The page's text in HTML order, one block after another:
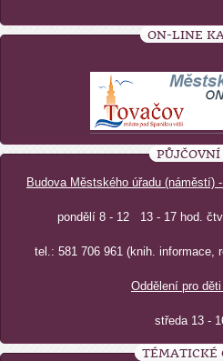
ON-LINE
PŮJČOVNÍ
Budova Městského úřadu (náměstí)
pondělí 8 - 12 13 - 17 hod.
tel.: 581 706 961 (knih. informace,
Oddělení pro
středa 13 -
TÉMATICKÉ